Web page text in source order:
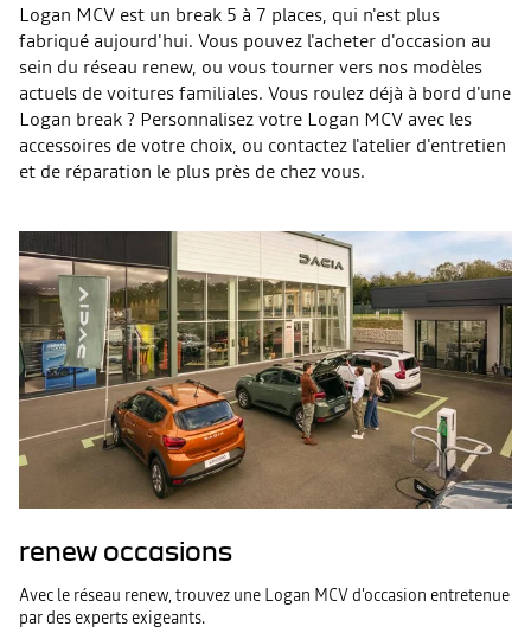
Logan MCV est un break 5 à 7 places, qui n'est plus
fabriqué aujourd'hui. Vous pouvez l'acheter d'occasion au
sein du réseau renew, ou vous tourner vers nos modèles
actuels de voitures familiales. Vous roulez déjà à bord d'une
Logan break ? Personnalisez votre Logan MCV avec les
accessoires de votre choix, ou contactez l'atelier d'entretien
et de réparation le plus près de chez vous.
renew occasions
Avec le réseau renew, trouvez une Logan MCV d'occasion entretenue
par des experts exigeants.